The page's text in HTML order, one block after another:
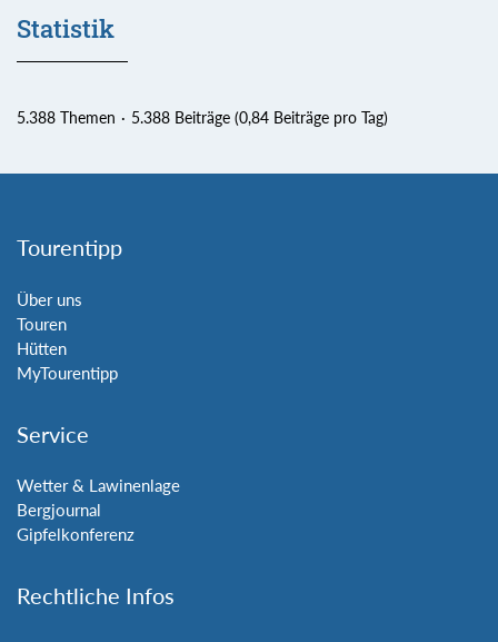
Statistik
5.388 Themen 5.388 Beiträge (0,84 Beiträge pro Tag)
Tourentipp
Über uns
Touren
Hütten
MyTourentipp
Service
Wetter & Lawinenlage
Bergjournal
Gipfelkonferenz
Rechtliche Infos